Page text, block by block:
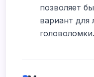
позволяет
вариант для
головоломки.